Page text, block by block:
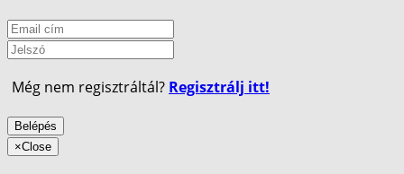
Még nem regisztráltál? Regisztrálj itt!
Belépés
×Close